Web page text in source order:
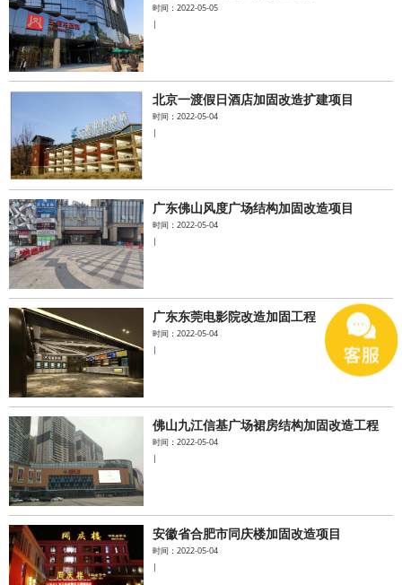
时间：2022-05-05
|
北京一渡假日酒店加固改造扩建项目
时间：2022-05-04
|
广东佛山风度广场结构加固改造项目
时间：2022-05-04
|
广东东莞电影院改造加固工程
时间：2022-05-04
|
佛山九江信基广场裙房结构加固改造工程
时间：2022-05-04
|
安徽省合肥市同庆楼加固改造项目
时间：2022-05-04
|